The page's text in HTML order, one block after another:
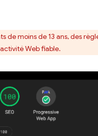
de moins de 13 ans, des
Web fiable.